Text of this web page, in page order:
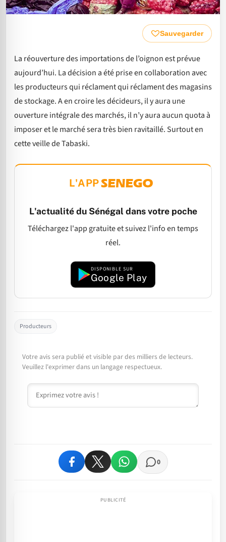
Sauvegarder
La réouverture des importations de l’oignon est prévue
aujourd’hui. La décision a été prise en collaboration avec
les producteurs qui réclament qui réclament des magasins
de stockage. A en croire les décideurs, il y aura une
ouverture intégrale des marchés, il n’y aura aucun quota à
imposer et le marché sera très bien ravitaillé. Surtout en
cette veille de Tabaski.
L'APP
L'actualité du Sénégal dans votre poche
Téléchargez l'app gratuite et suivez l'info en temps
réel.
DISPONIBLE SUR
Google Play
Producteurs
Votre avis sera publié et visible par des milliers de lecteurs.
Veuillez l'exprimer dans un langage respectueux.
Commentaire
0